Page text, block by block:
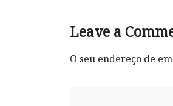
Leave a
O seu endereço de